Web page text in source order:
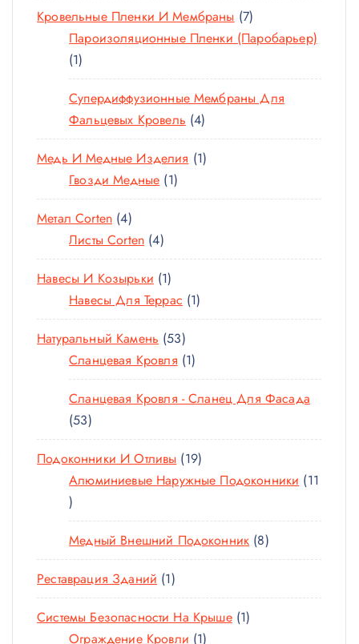
Р
В
А
О
В
Р
А
Кровельные Пленки И Мембраны 77
Т
В
А
О
Пароизоляционные Пленки (паробарьер)
11
Т
О
В
А
Р
Супердиффузионные Мембраны Для
Фальцевых Кровель 44
Т
О
А
Медь И Медные Изделия 11
О
Р
Гвозди Медные 11
Т
А
Метал Corten 44
Т
О
В
А
Р
А
Листы Corten 44
Т
О
В
А
Р
А
Навесы И Козырьки 11
Т
О
В
А
Р
Навесы Для Террас 11
Т
А
Р
Натуральный Камень 535
3
Т
О
А
Р
А
Сланцевая Кровля 11
Т
О
А
Р
Сланцевая Кровля - Сланец Для Фасада
535
3
Т
О
А
Р
Подоконники И Отливы 191
9
О
В
А
О
В
Алюминиевые Наружные Подоконники 11
1
1
Т
О
В
Р
Медный Внешний Подоконник 88
Т
В
Реставрация Зданий 11
Т
О
Системы Безопасности На Крыше 11
Ограждение Кровли 11